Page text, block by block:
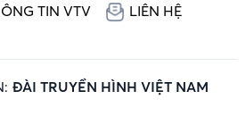
TIN VTV LIÊN HỆ
ĐÀI TRUYỀN HÌNH VIỆT NAM